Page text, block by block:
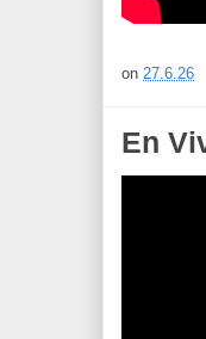
on 27.6.26
En